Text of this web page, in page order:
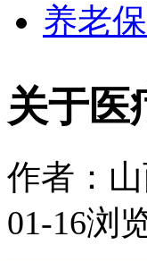
养老
关于医
作者：
01-16浏